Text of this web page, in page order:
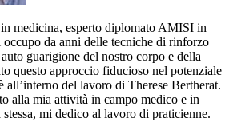
medicina, esperto diplomato AMISI in
da anni delle tecniche di rinforzo
guarigione del nostro corpo e della
questo approccio fiducioso nel potenziale
all’interno del lavoro di Therese Bertherat.
alla mia attività in campo medico e in
mi dedico al lavoro di praticienne.